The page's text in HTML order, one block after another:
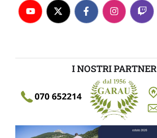
I NOSTRI PARTNER